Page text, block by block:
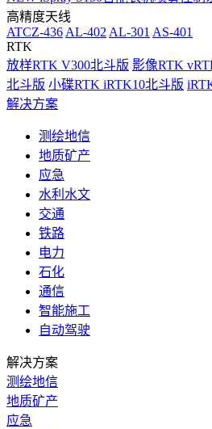
高精度天线
ATCZ-436 AL-402 AL-301 AS-401
RTK
放样RTK V300北斗版 影像RTK
北斗版 小碟RTK iRTK10北斗版
解决方案
测绘地信
地质矿产
应急
水利水文
交通
铁路
电力
石化
通信
智能施工
自动驾驶
解决方案
测绘地信
地质矿产
应急